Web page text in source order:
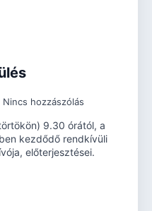
Nincs hozzászólás
9.30 órától, a
kezdődő rendkívüli
előterjesztései.